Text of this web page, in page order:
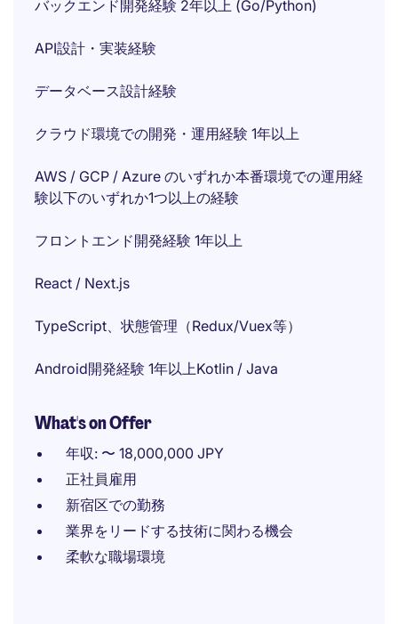
バックエンド開発経験 2年以上 (Go/Python)
API設計・実装経験
データベース設計経験
クラウド環境での開発・運用経験 1年以上
AWS / GCP / Azure のいずれか本番環境での運用経
験以下のいずれか1つ以上の経験
フロントエンド開発経験 1年以上
React / Next.js
TypeScript、状態管理（Redux/Vuex等）
Android開発経験 1年以上Kotlin / Java
What's on Offer
年収: 〜 18,000,000 JPY
正社員雇用
新宿区での勤務
業界をリードする技術に関わる機会
柔軟な職場環境